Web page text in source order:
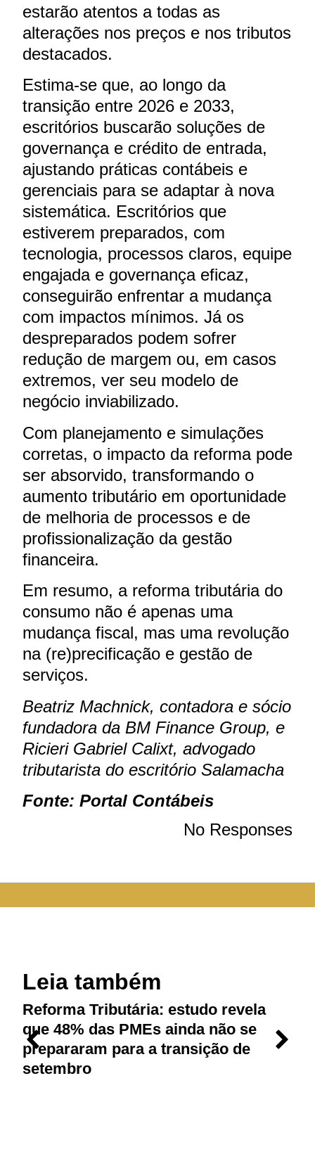
estarão atentos a todas as
alterações nos preços e nos tributos
destacados.
Estima-se que, ao longo da
transição entre 2026 e 2033,
escritórios buscarão soluções de
governança e crédito de entrada,
ajustando práticas contábeis e
gerenciais para se adaptar à nova
sistemática. Escritórios que
estiverem preparados, com
tecnologia, processos claros, equipe
engajada e governança eficaz,
conseguirão enfrentar a mudança
com impactos mínimos. Já os
despreparados podem sofrer
redução de margem ou, em casos
extremos, ver seu modelo de
negócio inviabilizado.
Com planejamento e simulações
corretas, o impacto da reforma pode
ser absorvido, transformando o
aumento tributário em oportunidade
de melhoria de processos e de
profissionalização da gestão
financeira.
Em resumo, a reforma tributária do
consumo não é apenas uma
mudança fiscal, mas uma revolução
na (re)precificação e gestão de
serviços.
Beatriz Machnick, contadora e sócio
fundadora da BM Finance Group, e
Ricieri Gabriel Calixt, advogado
tributarista do escritório Salamacha
Fonte: Portal Contábeis
No Responses
Leia também
Reforma Tributária: estudo revela
que 48% das PMEs ainda não se
prepararam para a transição de
setembro